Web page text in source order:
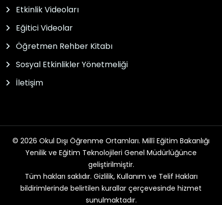
Etkinlik Videoları
Eğitici Videolar
Öğretmen Rehber Kitabı
Sosyal Etkinlikler Yönetmeliği
İletişim
© 2026 Okul Dışı Öğrenme Ortamları. Millî Eğitim Bakanlığı
Yenilik ve Eğitim Teknolojileri Genel Müdürlüğünce
geliştirilmiştir.
Tüm hakları saklıdır. Gizlilik, Kullanım ve Telif Hakları
bildirimlerinde belirtilen kurallar çerçevesinde hizmet
sunulmaktadır.